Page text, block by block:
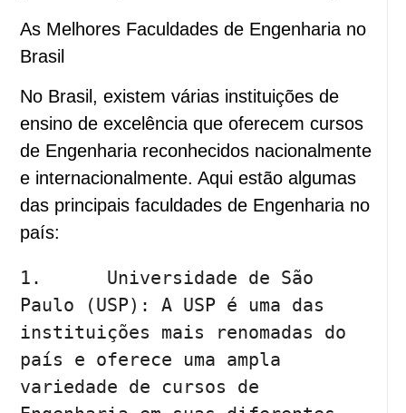
As Melhores Faculdades de Engenharia no
Brasil
No Brasil, existem várias instituições de
ensino de excelência que oferecem cursos
de Engenharia reconhecidos nacionalmente
e internacionalmente. Aqui estão algumas
das principais faculdades de Engenharia no
país:
1.	Universidade de São
Paulo (USP): A USP é uma das
instituições mais renomadas do
país e oferece uma ampla
variedade de cursos de